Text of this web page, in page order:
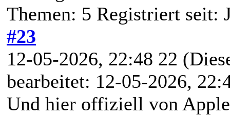
Themen: 5 Registriert seit:
#23
12-05-2026, 22:48 22
bearbeitet: 12-05-2026,
Und hier offiziell von